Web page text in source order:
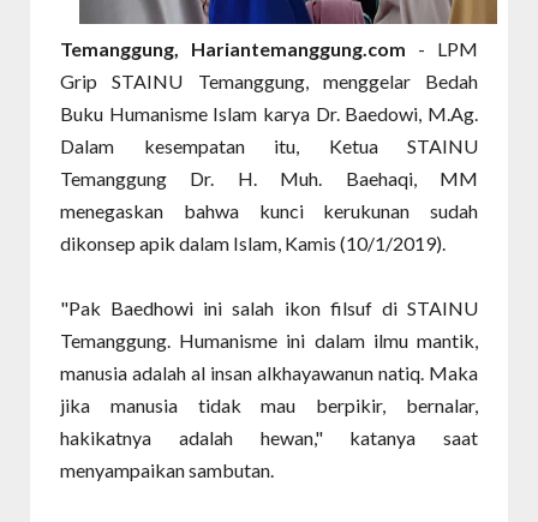
Temanggung, Hariantemanggung.com - LPM
Grip STAINU Temanggung, menggelar Bedah
Buku Humanisme Islam karya Dr. Baedowi, M.Ag.
Dalam kesempatan itu, Ketua STAINU
Temanggung Dr. H. Muh. Baehaqi, MM
menegaskan bahwa kunci kerukunan sudah
dikonsep apik dalam Islam, Kamis (10/1/2019).
"Pak Baedhowi ini salah ikon filsuf di STAINU
Temanggung. Humanisme ini dalam ilmu mantik,
manusia adalah al insan alkhayawanun natiq. Maka
jika manusia tidak mau berpikir, bernalar,
hakikatnya adalah hewan," katanya saat
menyampaikan sambutan.